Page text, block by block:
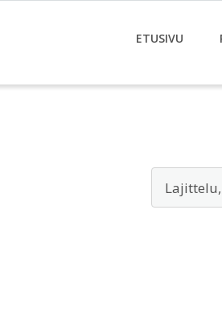
ETUSIVU